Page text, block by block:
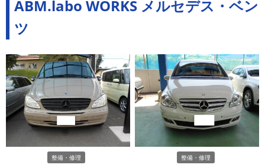
ABM.labo WORKS メルセデス・ベン
ツ
整備・修理 整備・修理